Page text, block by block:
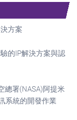
方案
的IP解決方案與認
總署(NASA)阿提米
系統的開發作業